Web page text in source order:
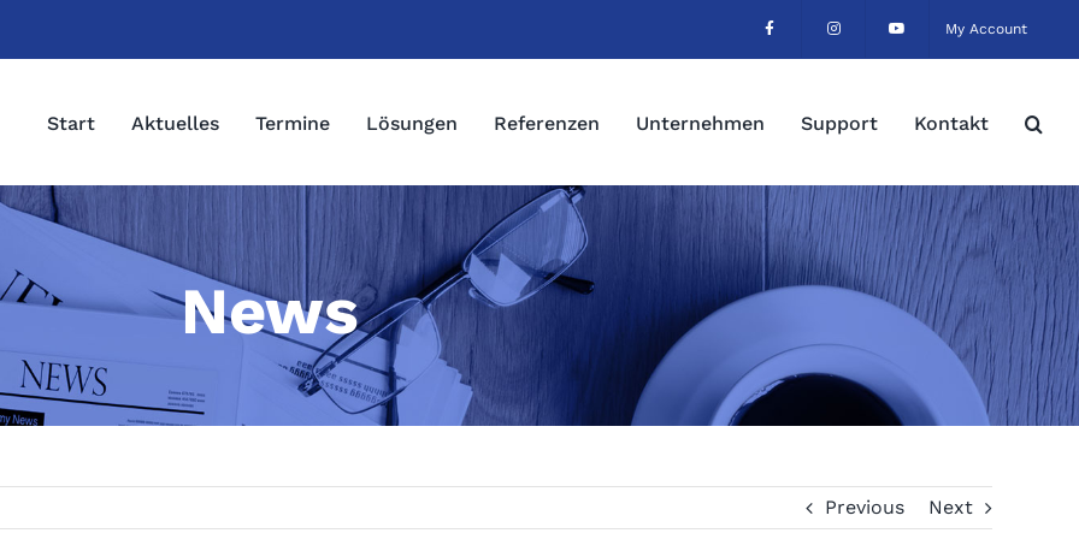
My Account
Start Aktuelles Termine Lösungen Referenzen Unternehmen Support Kontakt
News
Previous Next